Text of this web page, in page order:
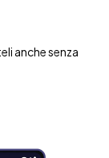
anche senza